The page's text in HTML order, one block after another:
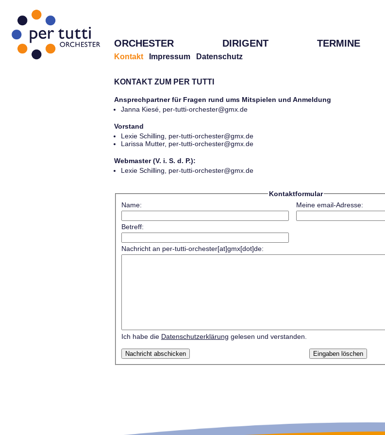
ORCHESTER DIRIGENT TERMINE
Kontakt Impressum Datenschutz
KONTAKT ZUM PER TUTTI
Ansprechpartner für Fragen rund ums Mitspielen und Anmeldung
Janna Kiesé, per-tutti-orchester@gmx.de
Vorstand
Lexie Schilling, per-tutti-orchester@gmx.de
Larissa Mutter, per-tutti-orchester@gmx.de
Webmaster (V. i. S. d. P.):
Lexie Schilling, per-tutti-orchester@gmx.de
Kontaktformular
Name:
Meine email-Adresse:
Betreff:
Nachricht an per-tutti-orchester[at]gmx[dot]de:
Ich habe die Datenschutzerklärung gelesen und verstanden.